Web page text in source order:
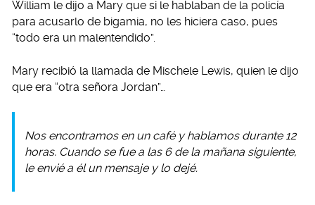
William le dijo a Mary que si le hablaban de la policía
para acusarlo de bigamia, no les hiciera caso, pues
“todo era un malentendido”.
Mary recibió la llamada de Mischele Lewis, quien le dijo
que era “otra señora Jordan”…
Nos encontramos en un café y hablamos durante 12
horas. Cuando se fue a las 6 de la mañana siguiente,
le envié a él un mensaje y lo dejé.